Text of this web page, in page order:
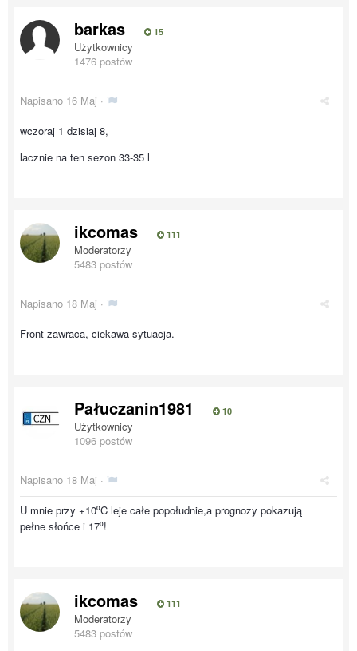
barkas 15
Użytkownicy
1476 postów
Napisano 16 Maj ·
wczoraj 1 dzisiaj 8,
lacznie na ten sezon 33-35 l
ikcomas 111
Moderatorzy
5483 postów
Napisano 18 Maj ·
Front zawraca, ciekawa sytuacja.
Pałuczanin1981 10
Użytkownicy
1096 postów
Napisano 18 Maj ·
U mnie przy +10⁰C leje całe popołudnie,a prognozy pokazują
pełne słońce i 17⁰!
ikcomas 111
Moderatorzy
5483 postów